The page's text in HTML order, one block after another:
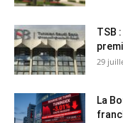
TSB
29
La